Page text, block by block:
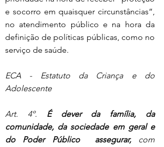
e socorro em quaisquer circunstâncias”,
no atendimento público e na hora da
definição de políticas públicas, como no
serviço de saúde.
ECA - Estatuto da Criança e do
Adolescente
Art. 4º. É dever da família, da
comunidade, da sociedade em geral e
do Poder Público  assegurar,